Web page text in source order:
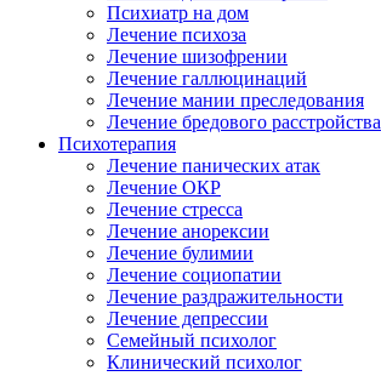
Психиатр на дом
Лечение психоза
Лечение шизофрении
Лечение галлюцинаций
Лечение мании преследования
Лечение бредового расстройства
Психотерапия
Лечение панических атак
Лечение ОКР
Лечение стресса
Лечение анорексии
Лечение булимии
Лечение социопатии
Лечение раздражительности
Лечение депрессии
Семейный психолог
Клинический психолог